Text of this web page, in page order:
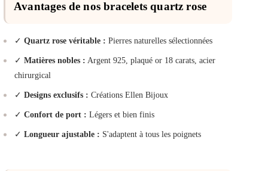
Avantages de nos bracelets quartz rose
✓ Quartz rose véritable : Pierres naturelles sélectionnées
✓ Matières nobles : Argent 925, plaqué or 18 carats, acier
chirurgical
✓ Designs exclusifs : Créations Ellen Bijoux
✓ Confort de port : Légers et bien finis
✓ Longueur ajustable : S'adaptent à tous les poignets